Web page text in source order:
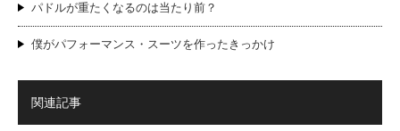
パドルが重たくなるのは当たり前？
僕がパフォーマンス・スーツを作ったきっかけ
関連記事